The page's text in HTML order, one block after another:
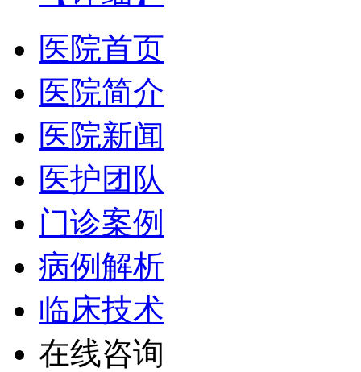
医院首页
医院简介
医院新闻
医护团队
门诊案例
病例解析
临床技术
在线咨询